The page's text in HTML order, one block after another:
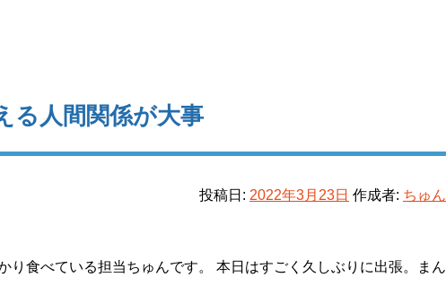
る人間関係が大事
投稿日: 2022年3月23日 作成者: ちゅん
り食べている担当ちゅんです。 本日はすごく久しぶりに出張。まん